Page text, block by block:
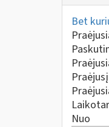
Bet
Nuo